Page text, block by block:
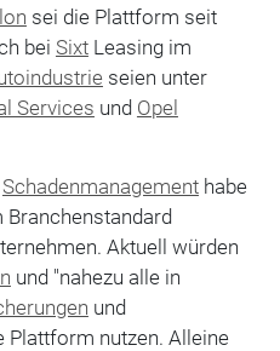
sei die Plattform seit
bei SixtLeasing im
seien unter
Services und Opel
Schadenmanagementhabe
Branchenstandard
Aktuell würden
und "nahezu alle in
und
Plattform nutzen. Alleine